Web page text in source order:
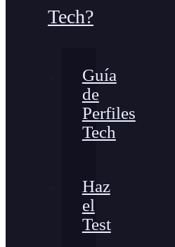
Tech?
Guía
de
Perfiles
Tech
Haz
el
Test